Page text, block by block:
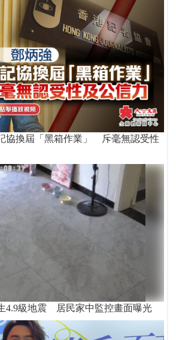
協換屆「黑箱作業」 斥毫無認受性
4.9級地震 居民家中監控畫面曝光